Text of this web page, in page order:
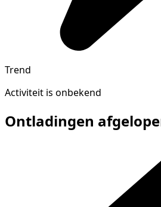
Trend
Activiteit is onbekend
Ontladingen